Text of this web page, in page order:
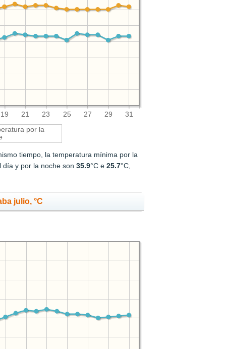
19 21 23 25 27 29 31
por la
tiempo, la temperatura mínima por la
día y por la noche son35.9°C e25.7°C,
julio, °C